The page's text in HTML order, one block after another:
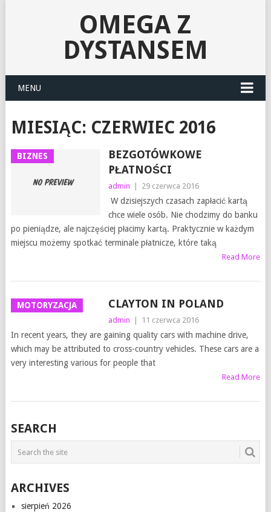
OMEGA Z
DYSTANSEM
MENU
MIESIĄC: CZERWIEC 2016
BIZNES
BEZGOTÓWKOWE
PŁATNOŚCI
admin 29 czerwca 2016
W dzisiejszych czasach zapłacić kartą
chce wiele osób. Nie chodzimy do banku
po pieniądze, ale najczęściej płacimy kartą. Praktycznie w każdym
miejscu możemy spotkać terminale płatnicze, które taką
Read More
MOTORYZACJA CLAYTON IN POLAND
admin 11 czerwca 2016
In recent years, they are gaining quality cars with machine drive,
which may be attributed to cross-country vehicles. These cars are a
very interesting various for people that
Read More
SEARCH
ARCHIVES
sierpień 2026